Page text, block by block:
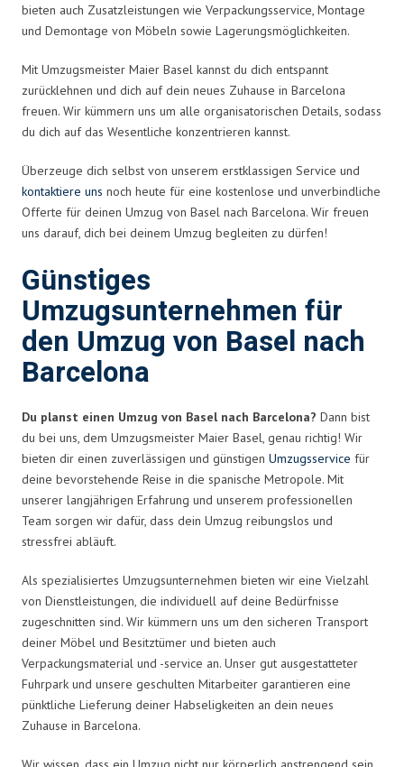
bieten auch Zusatzleistungen wie Verpackungsservice, Montage
und Demontage von Möbeln sowie Lagerungsmöglichkeiten.
Mit Umzugsmeister Maier Basel kannst du dich entspannt
zurücklehnen und dich auf dein neues Zuhause in Barcelona
freuen. Wir kümmern uns um alle organisatorischen Details, sodass
du dich auf das Wesentliche konzentrieren kannst.
Überzeuge dich selbst von unserem erstklassigen Service und
kontaktiere uns noch heute für eine kostenlose und unverbindliche
Offerte für deinen Umzug von Basel nach Barcelona. Wir freuen
uns darauf, dich bei deinem Umzug begleiten zu dürfen!
Günstiges
Umzugsunternehmen für
den Umzug von Basel nach
Barcelona
Du planst einen Umzug von Basel nach Barcelona? Dann bist
du bei uns, dem Umzugsmeister Maier Basel, genau richtig! Wir
bieten dir einen zuverlässigen und günstigen Umzugsservice für
deine bevorstehende Reise in die spanische Metropole. Mit
unserer langjährigen Erfahrung und unserem professionellen
Team sorgen wir dafür, dass dein Umzug reibungslos und
stressfrei abläuft.
Als spezialisiertes Umzugsunternehmen bieten wir eine Vielzahl
von Dienstleistungen, die individuell auf deine Bedürfnisse
zugeschnitten sind. Wir kümmern uns um den sicheren Transport
deiner Möbel und Besitztümer und bieten auch
Verpackungsmaterial und -service an. Unser gut ausgestatteter
Fuhrpark und unsere geschulten Mitarbeiter garantieren eine
pünktliche Lieferung deiner Habseligkeiten an dein neues
Zuhause in Barcelona.